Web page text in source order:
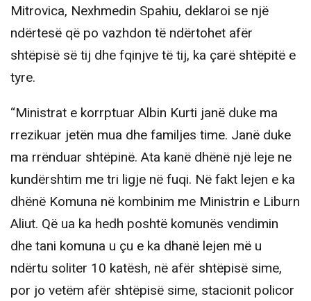
Mitrovica, Nexhmedin Spahiu, deklaroi se një
ndërtesë që po vazhdon të ndërtohet afër
shtëpisë së tij dhe fqinjve të tij, ka çarë shtëpitë e
tyre.
“Ministrat e korrptuar Albin Kurti janë duke ma
rrezikuar jetën mua dhe familjes time. Janë duke
ma rrënduar shtëpinë. Ata kanë dhënë një leje ne
kundërshtim me tri ligje në fuqi. Në fakt lejen e ka
dhënë Komuna në kombinim me Ministrin e Liburn
Aliut. Që ua ka hedh poshtë komunës vendimin
dhe tani komuna u çu e ka dhanë lejen më u
ndërtu soliter 10 katësh, në afër shtëpisë sime,
por jo vetëm afër shtëpisë sime, stacionit policor